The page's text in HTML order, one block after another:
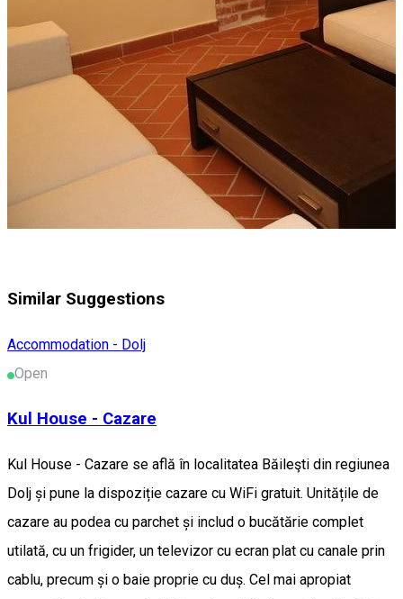
Similar Suggestions
Accommodation - Dolj
Open
Kul House - Cazare
Kul House - Cazare se află în localitatea Băileşti din regiunea
Dolj și pune la dispoziție cazare cu WiFi gratuit. Unitățile de
cazare au podea cu parchet și includ o bucătărie complet
utilată, cu un frigider, un televizor cu ecran plat cu canale prin
cablu, precum și o baie proprie cu duș. Cel mai apropiat